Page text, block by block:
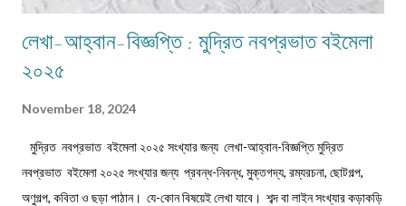
লেখা-আহ্বান-বিজ্ঞপ্তি : মুদ্রিত নবপ্রভাত বইমেলা
২০২৫
November 18, 2024
মুদ্রিত নবপ্রভাত বইমেলা ২০২৫ সংখ্যার জন্য লেখা-আহ্বান-বিজ্ঞপ্তি মুদ্রিত
নবপ্রভাত বইমেলা ২০২৫ সংখ্যার জন্য প্রবন্ধ-নিবন্ধ, মুক্তগদ্য, রম্যরচনা, ছোটগল্প,
অণুগল্প, কবিতা ও ছড়া পাঠান। যে-কোন বিষয়েই লেখা যাবে। শব্দ বা লাইন সংখ্যার কড়াকড়ি